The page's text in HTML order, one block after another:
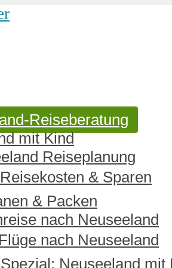
Reiseberatung
mit Kind
Reiseplanung
& Sparen
& Packen
nach Neuseeland
nach Neuseeland
Neuseeland mit